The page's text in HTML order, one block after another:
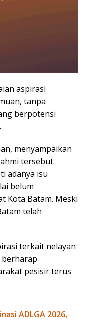
aspirasi
tanpa
berpotensi
menyampaikan
tersebut.
adanya isu
belum
Kota Batam. Meski
telah
terkait nelayan
berharap
pesisir terus
ADLGA 2026,